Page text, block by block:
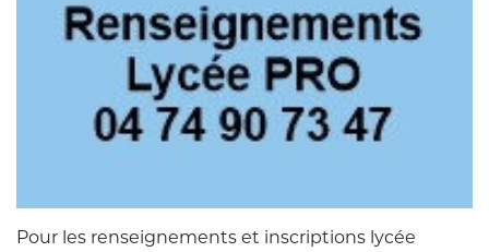
Pour les renseignements et inscriptions lycée